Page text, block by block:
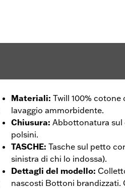
Materiali: Twill 100%
lavaggio ammorbidente.
Chiusura: Abbottonatura sul
polsini.
TASCHE: Tasche sul petto
sinistra di chi lo indossa).
Dettagli del modello:
nascosti Bottoni brandizzati.